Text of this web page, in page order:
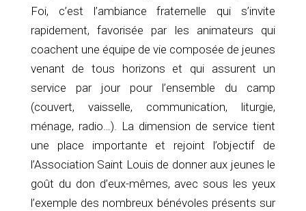
Foi, c’est l’ambiance fraternelle qui s’invite
rapidement, favorisée par les animateurs qui
coachent une équipe de vie composée de jeunes
venant de tous horizons et qui assurent un
service par jour pour l’ensemble du camp
(couvert, vaisselle, communication, liturgie,
ménage, radio…). La dimension de service tient
une place importante et rejoint l’objectif de
l’Association Saint Louis de donner aux jeunes le
goût du don d’eux-mêmes, avec sous les yeux
l’exemple des nombreux bénévoles présents sur